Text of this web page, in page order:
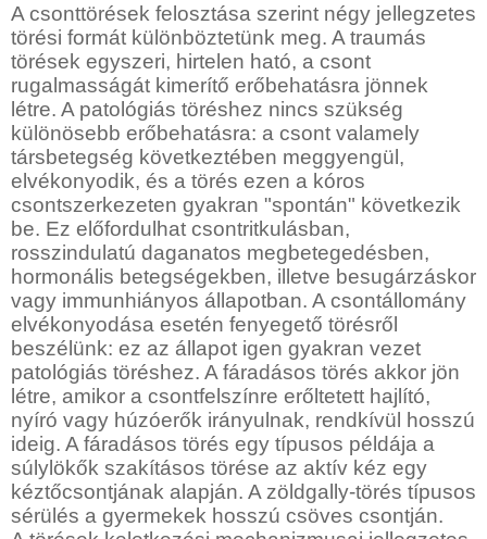
A csonttörések felosztása szerint négy jellegzetes
törési formát különböztetünk meg. A traumás
törések egyszeri, hirtelen ható, a csont
rugalmasságát kimerítő erőbehatásra jönnek
létre. A patológiás töréshez nincs szükség
különösebb erőbehatásra: a csont valamely
társbetegség következtében meggyengül,
elvékonyodik, és a törés ezen a kóros
csontszerkezeten gyakran "spontán" következik
be. Ez előfordulhat csontritkulásban,
rosszindulatú daganatos megbetegedésben,
hormonális betegségekben, illetve besugárzáskor
vagy immunhiányos állapotban. A csontállomány
elvékonyodása esetén fenyegető törésről
beszélünk: ez az állapot igen gyakran vezet
patológiás töréshez. A fáradásos törés akkor jön
létre, amikor a csontfelszínre erőltetett hajlító,
nyíró vagy húzóerők irányulnak, rendkívül hosszú
ideig. A fáradásos törés egy típusos példája a
súlylökők szakításos törése az aktív kéz egy
kéztőcsontjának alapján. A zöldgally-törés típusos
sérülés a gyermekek hosszú csöves csontján.